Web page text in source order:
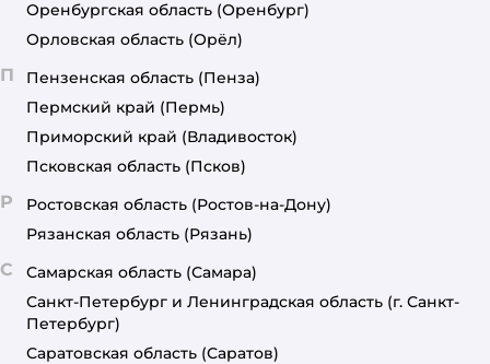
Оренбургская область (Оренбург)
Орловская область (Орёл)
П Пензенская область (Пенза)
Пермский край (Пермь)
Приморский край (Владивосток)
Псковская область (Псков)
Р Ростовская область (Ростов-на-Дону)
Рязанская область (Рязань)
С Самарская область (Самара)
Санкт-Петербург и Ленинградская область (г. Санкт-
Петербург)
Саратовская область (Саратов)